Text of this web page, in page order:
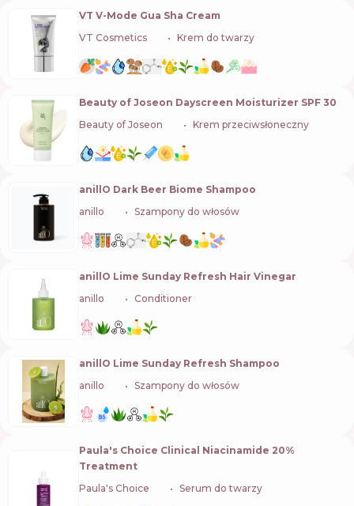
VT V-Mode Gua Sha Cream
VT Cosmetics
Krem do twarzy
Beauty of Joseon Dayscreen Moisturizer SPF 30
Beauty of Joseon
Krem przeciwsłoneczny
anillO Dark Beer Biome Shampoo
anillo
Szampony do włosów
anillO Lime Sunday Refresh Hair Vinegar
anillo
Conditioner
anillO Lime Sunday Refresh Shampoo
anillo
Szampony do włosów
Paula's Choice Clinical Niacinamide 20%
Treatment
Paula's Choice
Serum do twarzy